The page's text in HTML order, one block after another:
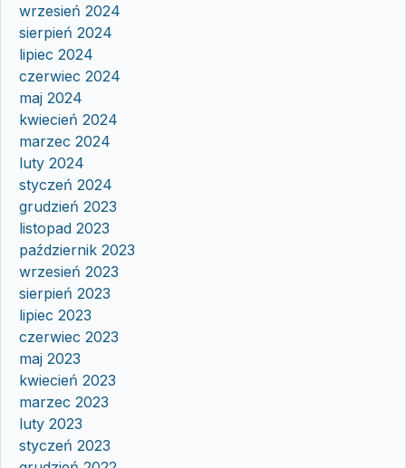
wrzesień 2024
sierpień 2024
lipiec 2024
czerwiec 2024
maj 2024
kwiecień 2024
marzec 2024
luty 2024
styczeń 2024
grudzień 2023
listopad 2023
październik 2023
wrzesień 2023
sierpień 2023
lipiec 2023
czerwiec 2023
maj 2023
kwiecień 2023
marzec 2023
luty 2023
styczeń 2023